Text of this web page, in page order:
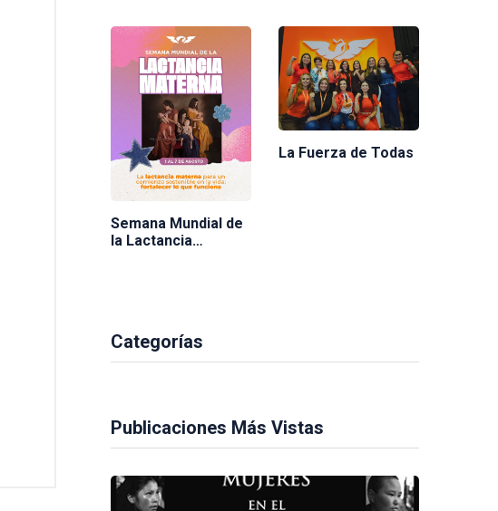
Semana Mundial de
la Lactancia
La Fuerza de Todas
Categorías
Publicaciones Más Vistas